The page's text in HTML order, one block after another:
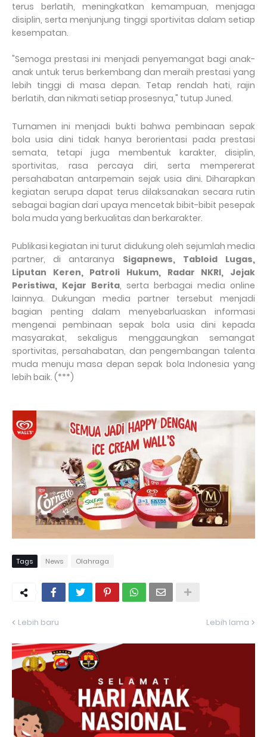
terus berlatih, meningkatkan kemampuan, menjaga
disiplin, serta menjunjung tinggi sportivitas dalam setiap
kesempatan.
"Semoga prestasi ini menjadi penyemangat bagi anak-
anak untuk terus berkembang dan meraih prestasi yang
lebih tinggi di masa depan. Tetap rendah hati, rajin
berlatih, dan nikmati setiap prosesnya," tutup Juned.
Turnamen ini menjadi bukti bahwa pembinaan sepak
bola usia dini tidak hanya berorientasi pada prestasi
semata, tetapi juga membentuk karakter, disiplin,
sportivitas, rasa percaya diri, serta mempererat
persahabatan antarpemain sejak usia dini. Diharapkan
kegiatan serupa dapat terus dilaksanakan secara rutin
sebagai bagian dari upaya mencetak bibit-bibit pesepak
bola muda yang berkualitas dan berkarakter.
Publikasi kegiatan ini turut didukung oleh sejumlah media
partner, di antaranya Sigapnews, Tabloid Lugas,
Liputan Keren, Patroli Hukum, Radar NKRI, Jejak
Peristiwa, Kejar Berita, serta berbagai media online
lainnya. Dukungan media partner tersebut menjadi
bagian penting dalam menyebarluaskan informasi
mengenai pembinaan sepak bola usia dini kepada
masyarakat, sekaligus menggaungkan semangat
sportivitas, persahabatan, dan pengembangan talenta
muda menuju masa depan sepak bola Indonesia yang
lebih baik. (***)
Tags News Olahraga
Lebih baru Lebih lama